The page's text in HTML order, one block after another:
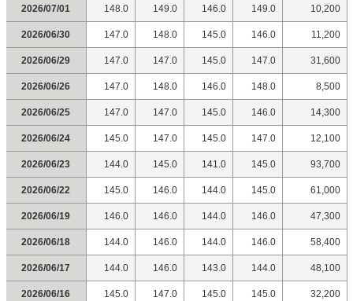
2026/07/01 148.0 149.0 146.0 149.0 10,200
2026/06/30 147.0 148.0 145.0 146.0 11,200
2026/06/29 147.0 147.0 145.0 147.0 31,600
2026/06/26 147.0 148.0 146.0 148.0 8,500
2026/06/25 147.0 147.0 145.0 146.0 14,300
2026/06/24 145.0 147.0 145.0 147.0 12,100
2026/06/23 144.0 145.0 141.0 145.0 93,700
2026/06/22 145.0 146.0 144.0 145.0 61,000
2026/06/19 146.0 146.0 144.0 146.0 47,300
2026/06/18 144.0 146.0 144.0 146.0 58,400
2026/06/17 144.0 146.0 143.0 144.0 48,100
2026/06/16 145.0 147.0 145.0 145.0 32,200